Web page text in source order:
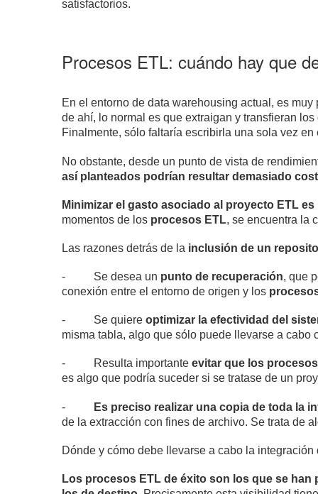
satisfactorios.
Procesos ETL: cuándo hay que
En el entorno de data warehousing actual, es
de ahí, lo normal es que extraigan y transfieran
Finalmente, sólo faltaría escribirla una sola vez
No obstante, desde un punto de vista de
así planteados podrían resultar demasiado
Minimizar el gasto asociado al proyecto ETL
momentos de los procesos ETL, se encuentra la
Las razones detrás de la inclusión de un
- Se desea un punto de recuperación, que
conexión entre el entorno de origen y los
- Se quiere optimizar la efectividad del
misma tabla, algo que sólo puede llevarse a
- Resulta importante evitar que los
es algo que podría suceder si se tratase de un
-
Es preciso realizar una copia de toda la
de la extracción con fines de archivo. Se trata de
Dónde y cómo debe llevarse a cabo la
Los procesos ETL de éxito son los que se